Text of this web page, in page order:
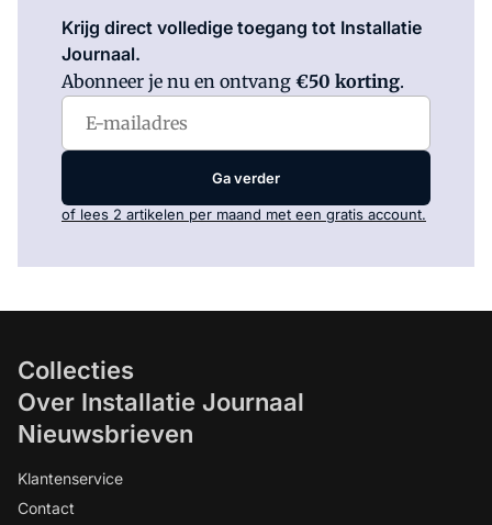
Krijg direct volledige toegang tot Installatie
Journaal.
Abonneer je nu en ontvang €50 korting.
Ga verder
of lees 2 artikelen per maand met een gratis account.
Collecties
Over Installatie Journaal
Nieuwsbrieven
Klantenservice
Contact